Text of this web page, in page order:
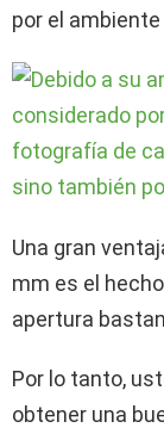
por el
Una gran
mm es el
apertura
Por lo tanto,
obtener una